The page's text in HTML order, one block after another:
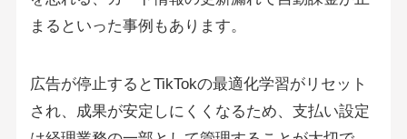
まるといった事例もあります。
広告が停止するとTikTokの最適化学習がリセット
され、成果が安定しにくくなるため、支払い設定